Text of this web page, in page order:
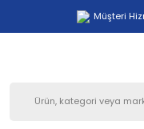
Müşteri